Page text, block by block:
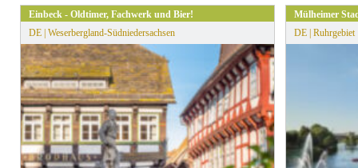
Einbeck - Oldtimer, Fachwerk und Bier!
DE | Weserbergland-Südniedersachsen
Mülheimer
DE | Ruhrgebiet